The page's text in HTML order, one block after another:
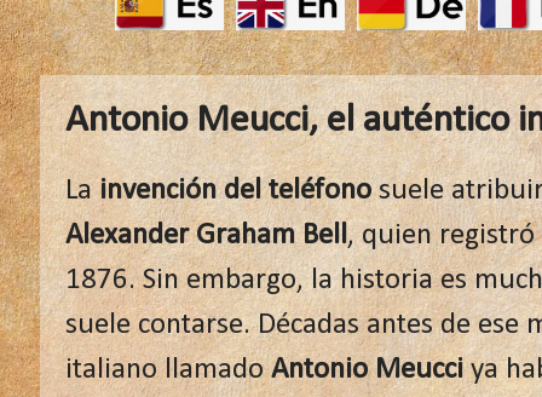
Antonio Meucci, el auténtico
Lainvención del teléfonosuele
Alexander Graham Bell, quien registró
1876. Sin embargo, la historia es
suele contarse. Décadas antes de
italiano llamadoAntonio Meucciya